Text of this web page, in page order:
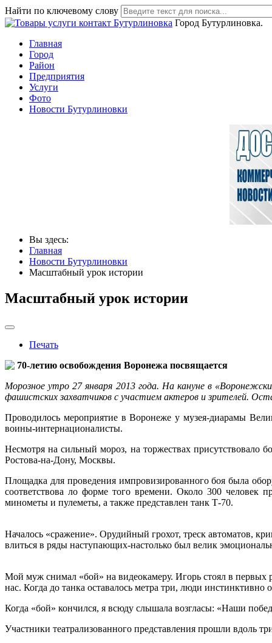
Найти по ключевому слову
Город Бутурлиновка.
Главная
Город
Район
Предприятия
Услуги
Фото
Новости Бутурлиновки
Вы здесь:
Главная
Новости Бутурлиновки
Масштабный урок истории
Масштабный урок истории
Печать
70-летию освобождения Воронежа посвящается
Морозное утро 27 января 2013 года. На кануне в
фашистских захватчиков с участием актеров и зрителей.
Проводилось мероприятие в Воронеже у музея-диарамы
воины-интернационалисты.
Несмотря на сильный мороз, на торжествах присутствовало
Ростова-на-Дону, Москвы.
Площадка для проведения импровизированного боя была
соответствова ло форме того времени. Около 300 человек
минометы и пулеметы, а также представлен танк Т-70.
Началось «сражение». Орудийный грохот, треск автоматов,
влиться в ряды наступающих-настолько был велик
Мой муж снимал «бой» на видеокамеру. Игорь стоял в первых
нас. Когда до танка оставалось метра три, люди
Когда «бой» кончился, я всюду слышала возгласы: «Наши
Участники театрализованного представления прошли вдоль